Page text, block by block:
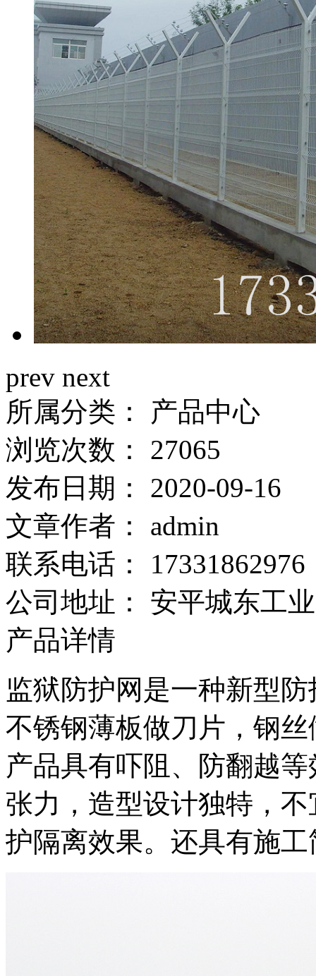
prev next
所属分类：
产品中心
浏览次数：
27065
发布日期：
2020-09-16
文章作者：
admin
联系电话：
17331862976
公司地址：
安平城东工
产品详情
监狱防护网是一种新型
不锈钢薄板做刀片，钢
产品具有吓阻、防翻越
张力，造型设计独特，
护隔离效果。还具有施